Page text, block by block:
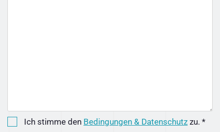
Ich stimme den Bedingungen & Datenschutz zu. *